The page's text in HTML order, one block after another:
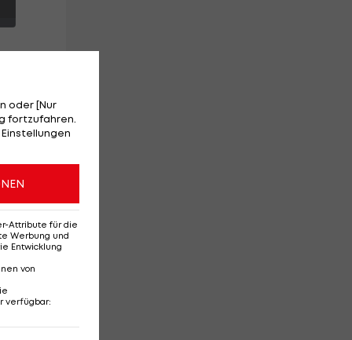
oder [Nur
fortzufahren.
Attribute für die
Werbung und
Entwicklung
von
verfügbar: